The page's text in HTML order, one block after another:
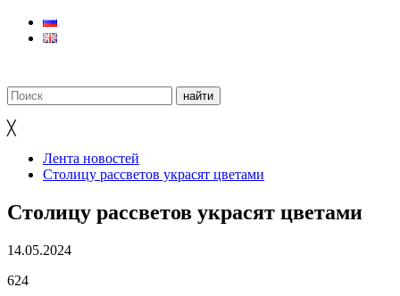
╳
Лента новостей
Столицу рассветов украсят цветами
Столицу рассветов украсят цветами
14.05.2024
624